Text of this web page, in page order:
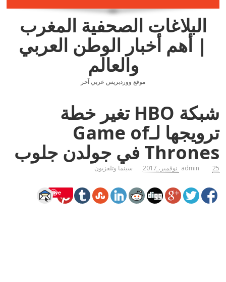
البلاغات الصحفية المغرب
| أهم أخبار الوطن العربي
والعالم
موقع ووردبريس عربي آخر
شبكة HBO تغير خطة
ترويجها لـGame of
Thrones في جولدن جلوب
admin 25 نوفمبر، 2017 سينما وتلفزيون
Save